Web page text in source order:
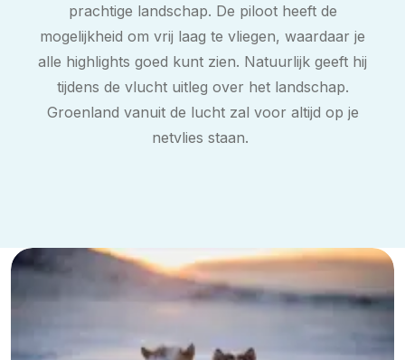
prachtige landschap. De piloot heeft de
mogelijkheid om vrij laag te vliegen, waardaar je
alle highlights goed kunt zien. Natuurlijk geeft hij
tijdens de vlucht uitleg over het landschap.
Groenland vanuit de lucht zal voor altijd op je
netvlies staan.